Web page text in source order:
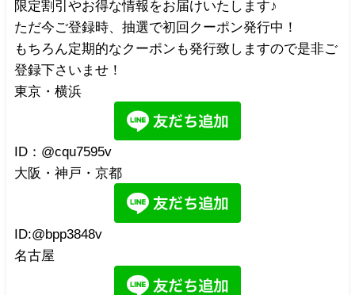
限定割引やお得な情報をお届けいたします♪
ただ今ご登録時、抽選で初回クーポン発行中！
もちろん定期的なクーポンも発行致しますので是非ご
登録下さいませ！
東京・横浜
ID：@cqu7595v
大阪・神戸・京都
ID:@bpp3848v
名古屋